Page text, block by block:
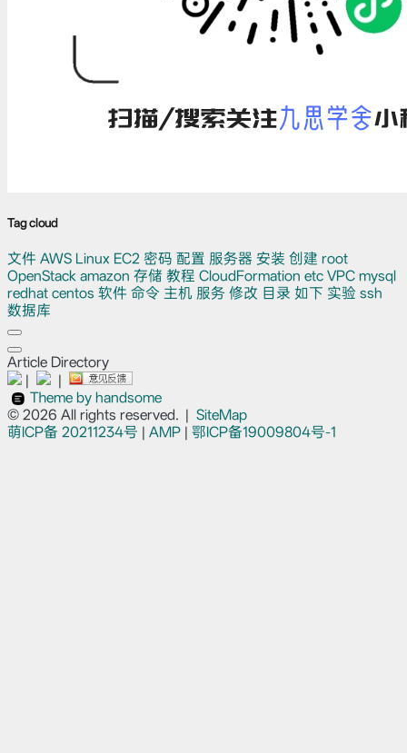
Tag cloud
文件 AWS Linux EC2 密码 配置 服务器 安装 创建 root
OpenStack amazon 存储 教程 CloudFormation etc VPC mysql
redhat centos 软件 命令 主机 服务 修改 目录 如下 实验 ssh
数据库
Article Directory
|
|
Theme by handsome
© 2026 All rights reserved. | SiteMap
萌ICP备 20211234号 | AMP | 鄂ICP备19009804号-1